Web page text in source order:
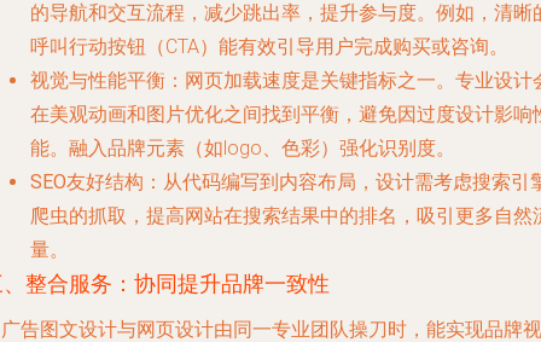
的导航和交互流程，减少跳出率，提升参与度。例如，清晰
呼叫行动按钮（CTA）能有效引导用户完成购买或咨询。
视觉与性能平衡 ：网页加载速度是关键指标之一。专业设计
在美观动画和图片优化之间找到平衡，避免因过度设计影响
能。融入品牌元素（如logo、色彩）强化识别度。
SEO友好结构 ：从代码编写到内容布局，设计需考虑搜索引
爬虫的抓取，提高网站在搜索结果中的排名，吸引更多自然
量。
整合服务：协同提升品牌一致性
告图文设计与网页设计由同一专业团队操刀时，能实现品牌视